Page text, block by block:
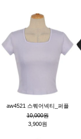
aw4521 스퀘어넥티_퍼플
10,000원
3,900원